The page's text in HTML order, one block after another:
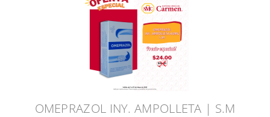
OMEPRAZOL INY. AMPOLLETA | S.M